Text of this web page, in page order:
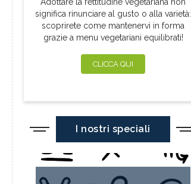
significa rinunciare al gusto o alla varietà:
scoprirete come mantenervi in forma
grazie a menu vegetariani equilibrati!
CLICCA QUI
I nostri speciali